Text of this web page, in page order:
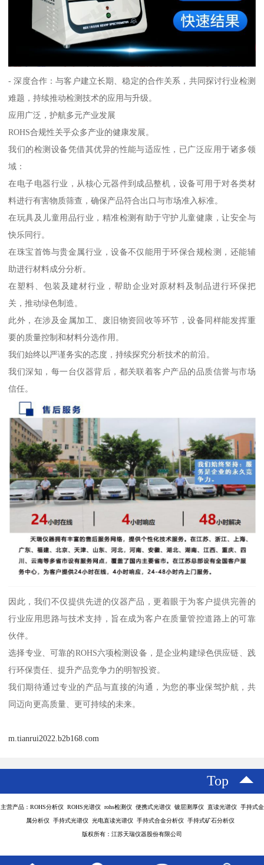
- 深度合作：与客户建立长期、稳定的合作关系，共同探讨行业检测
难题，持续推动检测技术的应用与升级。
应用广泛，护航多元产业发展
ROHS合规性关乎众多产业的健康发展。
我们的检测设备凭借其优异的性能与适应性，已广泛应用于诸多领
域：
在电子电器行业，从核心元器件到成品整机，设备可用于对各类材
料进行有害物质筛查，确保产品符合出口与市场准入标准。
在玩具及儿童用品行业，精准检测有助于守护儿童健康，让安全与
快乐同行。
在珠宝首饰与贵金属行业，设备不仅能用于环保合规检测，还能辅
助进行材料成分分析。
在塑料、包装及建材行业，帮助企业对原材料及制品进行环保把
关，推动绿色制造。
此外，在涉及金属加工、废旧物资回收等环节，设备同样能发挥重
要的质量控制和材料分选作用。
我们始终以严谨务实的态度，持续探究分析技术的前沿。
我们深知，每一台仪器背后，都关联着客户产品的品质信誉与市场
信任。
因此，我们不仅提供先进的仪器产品，更着眼于为客户提供完善的
行业应用思路与技术支持，旨在成为客户在质量管控道路上的可靠
伙伴。
选择专业、可靠的ROHS六项检测设备，是企业构建绿色供应链、践
行环保责任、提升产品竞争力的明智投资。
我们期待通过专业的产品与直接的沟通，为您的事业保驾护航，共
同迈向更高质量、更可持续的未来。
m.tianrui2022.b2b168.com
Top
主营产品：ROHS分析仪 ROHS光谱仪 rohs检测仪 便携式光谱仪 镀层测厚仪 直读光谱仪 手持式金
属分析仪 手持式光谱仪 光电直读光谱仪 手持式合金分析仪 手持式矿石分析仪
版权所有：江苏天瑞仪器股份有限公司